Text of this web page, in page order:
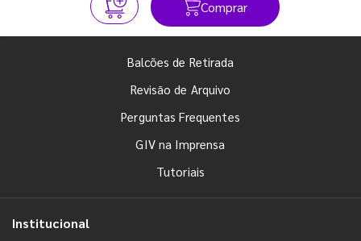
Comprar
Balcões de Retirada
Revisão de Arquivo
Perguntas Frequentes
GIV na Imprensa
Tutoriais
Institucional